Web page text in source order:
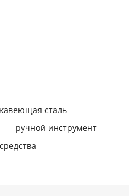
сталь
ручной инструмент